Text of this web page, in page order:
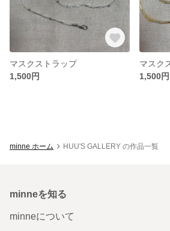
マスクストラップ
1,500円
マスク
1,500円
minne ホーム HUU'S GALLERY の作品一覧
minneを知る
minneについて